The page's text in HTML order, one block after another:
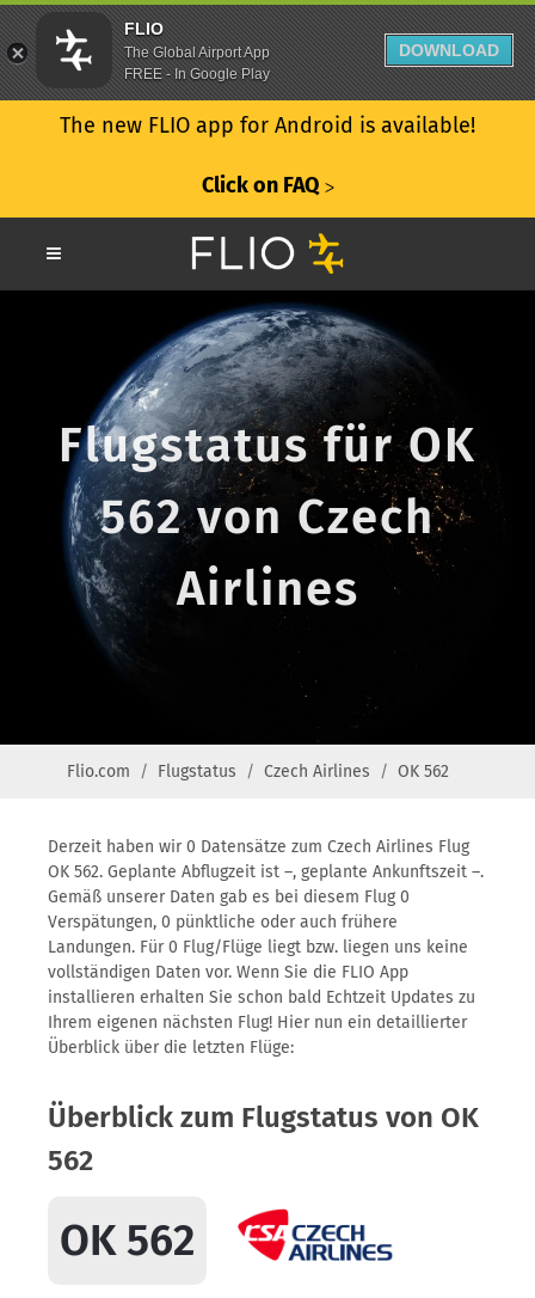
The new FLIO app for Android is available!
Click on FAQ ᐳ
Flugstatus für OK
562 von Czech
Airlines
Flio.com Flugstatus Czech Airlines OK 562
Derzeit haben wir 0 Datensätze zum Czech Airlines Flug
OK 562. Geplante Abflugzeit ist –, geplante Ankunftszeit –.
Gemäß unserer Daten gab es bei diesem Flug 0
Verspätungen, 0 pünktliche oder auch frühere
Landungen. Für 0 Flug/Flüge liegt bzw. liegen uns keine
vollständigen Daten vor. Wenn Sie die FLIO App
installieren erhalten Sie schon bald Echtzeit Updates zu
Ihrem eigenen nächsten Flug! Hier nun ein detaillierter
Überblick über die letzten Flüge:
Überblick zum Flugstatus von OK
562
OK 562
FLIO
The Global Airport App
FREE - In Google Play
DOWNLOAD